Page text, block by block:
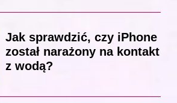
Jak sprawdzić, czy iPhone
został narażony na kontakt
z wodą?